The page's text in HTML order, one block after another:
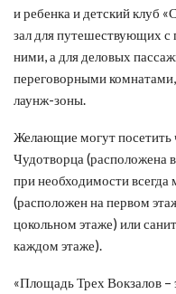
и ребенка и детский клуб
зал для путешествующих с
ними, а для деловых
переговорными
лаунж-зоны.
Желающие могут посетить
Чудотворца (расположена
при необходимости
(расположен на первом
цокольном этаже) или
каждом этаже).
«Площадь Трех Вокзалов